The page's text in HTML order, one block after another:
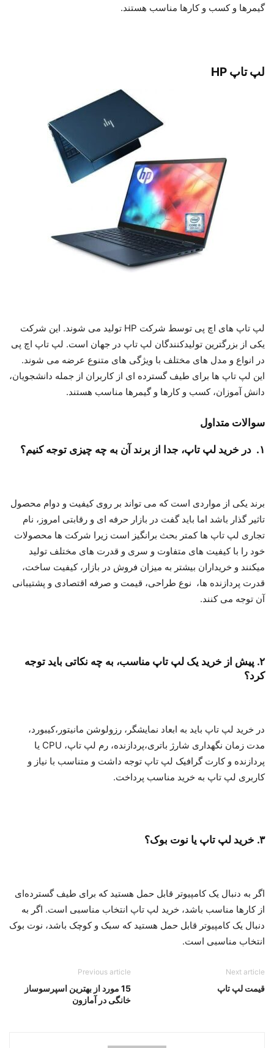
گیمرها و کسب و کارها مناسب هستند.
لپ تاپ HP
لپ تاپ های اچ پی توسط شرکت HP تولید می شوند. این شرکت
یکی از بزرگترین تولیدکنندگان لپ تاپ در جهان است. لپ تاپ اچ پی
در انواع و مدل های مختلف با ویژگی های متنوع عرضه می شوند.
این لپ تاپ ها برای طیف گسترده ای از کاربران از جمله دانشجویان،
دانش آموزان، کسب و کارها و گیمرها مناسب هستند.
سوالات متداول
۱. در خرید لپ تاپ، جدا از برند آن به چه چیزی توجه کنیم؟
برند یکی از مواردی است که می تواند بر روی کیفیت و دوام محصول
تاثیر گذار باشد اما باید گفت در بازار حرفه ای و رقابتی امروز، نام
تجاری لپ تاپ ها کمتر بحث برانگیز است زیرا شرکت ها محصولات
خود را با کیفیت های متفاوت و سری و قدرت های مختلف تولید
میکنند و خریداران بیشتر به میزان فروش در بازار، کیفیت ساخت،
قدرت پردازنده ها، نوع طراحی، قیمت و صرفه اقتصادی و پشتیبانی
آن توجه می کنند.
۲. پیش از خرید یک لپ تاپ مناسب، به چه نکاتی باید توجه
کرد؟
در خرید لپ تاپ باید به ابعاد نمایشگر، رزولوشن مانیتور،کیبورد،
مدت زمان نگهداری شارژ باتری،پردازنده، رم لپ تاپ، CPU یا
پردازنده و کارت گرافیک لپ تاپ توجه داشت و متناسب با نیاز و
کاربری لپ تاپ به خرید مناسب پرداخت.
۳. خرید لپ تاپ یا نوت بوک؟
اگر به دنبال یک کامپیوتر قابل حمل هستید که برای طیف گسترده‌ای
از کارها مناسب باشد، خرید لپ تاپ انتخاب مناسبی است. اگر به
دنبال یک کامپیوتر قابل حمل هستید که سبک و کوچک باشد، نوت بوک
انتخاب مناسبی است.
Previous article
15 مورد از بهترین اسپرسوساز
خانگی در آمازون
Next article
قیمت لپ تاپ